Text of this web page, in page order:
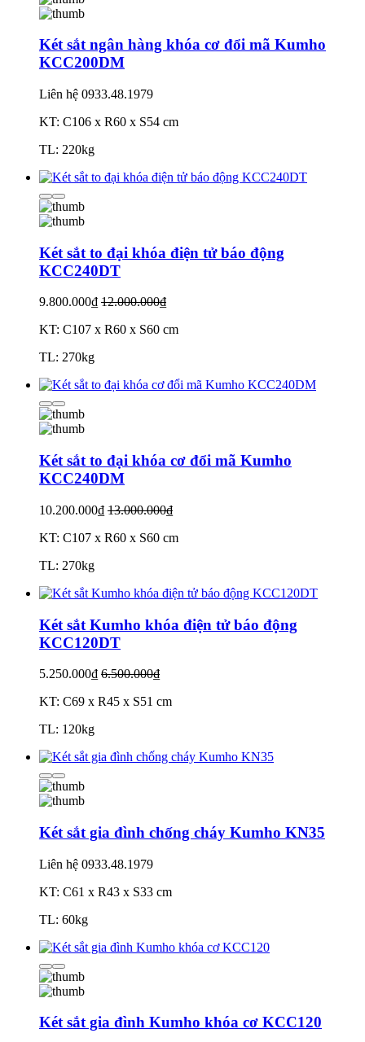
Két sắt ngân hàng khóa cơ đổi mã Kumho
KCC200DM
Liên hệ 0933.48.1979
KT: C106 x R60 x S54 cm
TL: 220kg
Két sắt to đại khóa điện tử báo động
KCC240DT
9.800.000₫ 12.000.000₫
KT: C107 x R60 x S60 cm
TL: 270kg
Két sắt to đại khóa cơ đổi mã Kumho
KCC240DM
10.200.000₫ 13.000.000₫
KT: C107 x R60 x S60 cm
TL: 270kg
Két sắt Kumho khóa điện tử báo động
KCC120DT
5.250.000₫ 6.500.000₫
KT: C69 x R45 x S51 cm
TL: 120kg
Két sắt gia đình chống cháy Kumho KN35
Liên hệ 0933.48.1979
KT: C61 x R43 x S33 cm
TL: 60kg
Két sắt gia đình Kumho khóa cơ KCC120